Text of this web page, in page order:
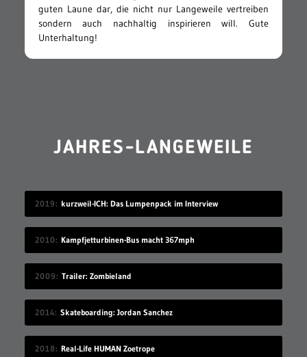
guten Laune dar, die nicht nur Langeweile vertreiben
sondern auch nachhaltig inspirieren will. Gute
Unterhaltung!
JAHRES-LANGEWEILE
2019 kurzweil-ICH: Das Lumpenpack im Interview
2010 Kampfjetturbinen-Bus macht 367mph
2009 Trailer: Zombieland
2014 Skateboarding: Jordan Sanchez
2018 Real-Life HUMAN Zoetrope